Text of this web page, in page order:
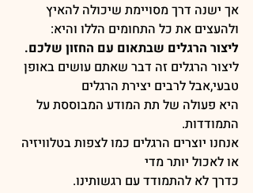
אך ישנה דרך מסויימת שיכולה להאיץ
ולהעצים את כל התחומים הללו והיא:
ליצור הרגלים שבתאום עם החזון שלכם.
ליצור הרגלים זה דבר שאתם עושים באופן
טבעי,אבל לרבים יצירת הרגלים
היא פעולה של תת המודע המבוססת על
התמודדות.
אנחנו יוצרים הרגלים כמו לצפות בטלוויזיה
או לאכול יותר מדי
כדרך לא להתמודד עם רגשותינו.